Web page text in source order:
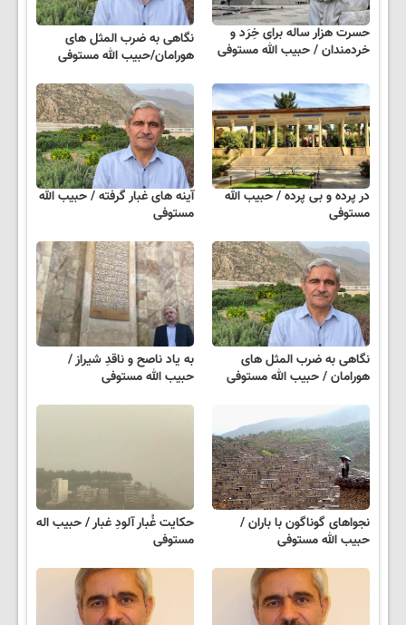
حسرت هزار ساله برای خِرَد و
خردمندان / حبیب الله مستوفی
نگاهی به ضرب المثل های
هورامان/حبیب الله مستوفی
در پرده و بی پرده / حبیب الله
مستوفی
آینه های غبار گرفته / حبیب الله
مستوفی
نگاهی به ضرب المثل های
هورامان / حبیب الله مستوفی
به یاد ناصح و ناقدِ شیراز /
حبیب الله مستوفی
نجواهای‌ گوناگون‌ با باران /
حبیب الله مستوفی
حکایت غُبار آلودِ غبار / حبیب اله
مستوفی